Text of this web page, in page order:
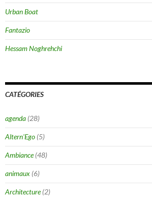
Urban Boat
Fantazio
Hessam Noghrehchi
CATÉGORIES
agenda (28)
Altern'Ego (5)
Ambiance(48)
animaux (6)
Architecture(2)